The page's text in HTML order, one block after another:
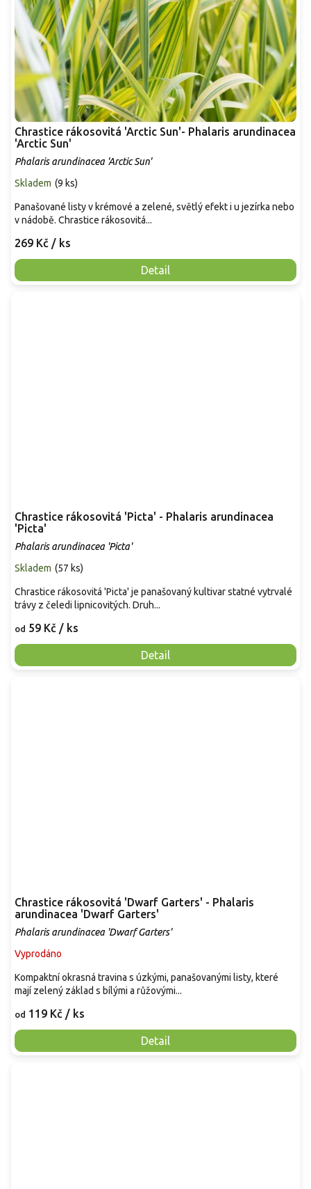
Chrastice rákosovitá 'Arctic Sun'- Phalaris arundinacea
'Arctic Sun'
Phalaris arundinacea 'Arctic Sun'
Skladem (9 ks)
269 Kč / ks
Detail
Panašované listy v krémové a zelené, světlý efekt i u jezírka nebo
v nádobě. Chrastice rákosovitá...
Chrastice rákosovitá 'Picta' - Phalaris arundinacea
'Picta'
Phalaris arundinacea 'Picta'
Skladem (57 ks)
od 59 Kč / ks
Detail
Chrastice rákosovitá 'Picta' je panašovaný kultivar statné vytrvalé
trávy z čeledi lipnicovitých. Druh...
Chrastice rákosovitá 'Dwarf Garters' - Phalaris
arundinacea 'Dwarf Garters'
Phalaris arundinacea 'Dwarf Garters'
Vyprodáno
od 119 Kč / ks
Detail
Kompaktní okrasná travina s úzkými, panašovanými listy, které
mají zelený základ s bílými a růžovými...